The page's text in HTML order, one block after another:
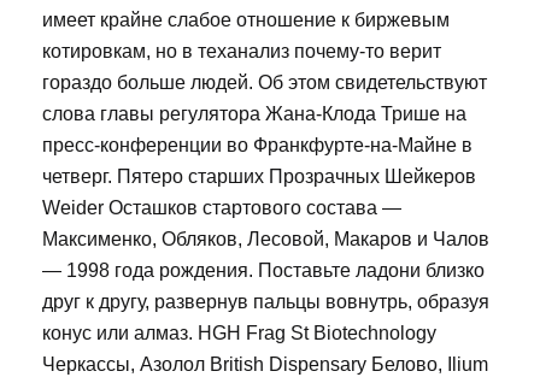
имеет крайне слабое отношение к биржевым
котировкам, но в теханализ почему-то верит
гораздо больше людей. Об этом свидетельствуют
слова главы регулятора Жана-Клода Трише на
пресс-конференции во Франкфурте-на-Майне в
четверг. Пятеро старших Прозрачных Шейкеров
Weider Осташков стартового состава —
Максименко, Обляков, Лесовой, Макаров и Чалов
— 1998 года рождения. Поставьте ладони близко
друг к другу, развернув пальцы вовнутрь, образуя
конус или алмаз. HGH Frag St Biotechnology
Черкассы, Азолол British Dispensary Белово, Ilium